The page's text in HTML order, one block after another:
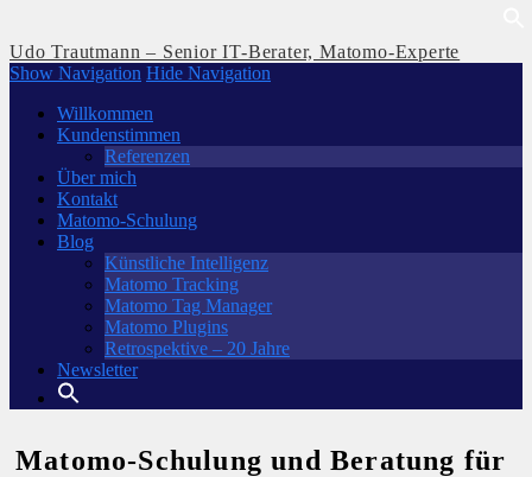
Udo Trautmann – Senior IT-Berater, Matomo-Experte
Show Navigation Hide Navigation
Willkommen
Kundenstimmen
Referenzen
Über mich
Kontakt
Matomo-Schulung
Blog
Künstliche Intelligenz
Matomo Tracking
Matomo Tag Manager
Matomo Plugins
Retrospektive – 20 Jahre
Newsletter
Matomo-Schulung und Beratung für